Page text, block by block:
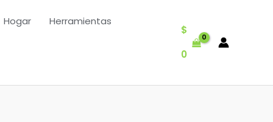
Hogar Herramientas
$
0